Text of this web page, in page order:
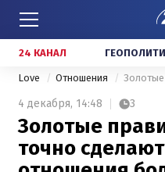
24 КАНАЛ
Love Отношения
4 декабря, 14:48 3
Золотые
точно